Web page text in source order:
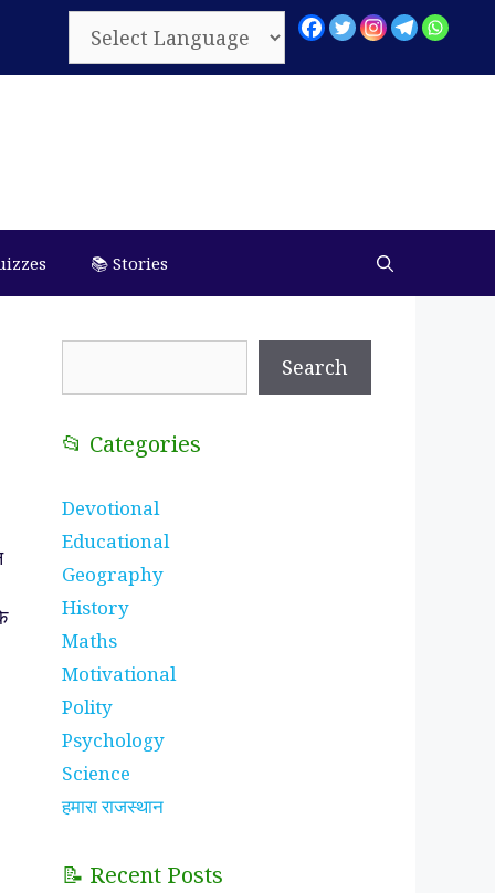
📚 Stories
Search
📂 Categories
Devotional
Educational
Geography
History
Maths
Motivational
Polity
Psychology
Science
हमारा राजस्थान
📝 Recent Posts